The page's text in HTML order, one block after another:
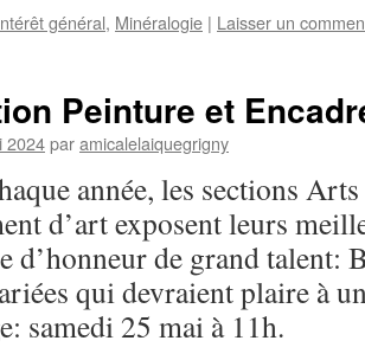
général, Minéralogie | Laisser un
Peinture et
2024paramicalelaiquegrigny
année, les sections
d’art exposent leurs
d’honneur de grand talent:
qui devraient plaire à
samedi 25 mai à 11h.